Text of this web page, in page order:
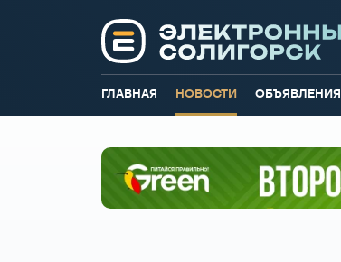
ГЛАВНАЯ НОВОСТИ ОБЪЯВЛЕНИЯ